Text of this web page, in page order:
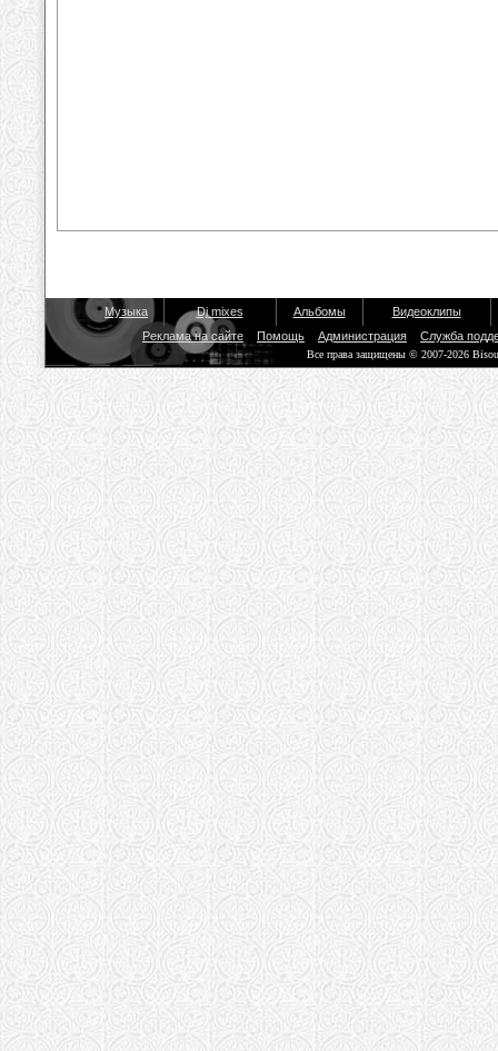
Музыка Dj mixes Альбомы
Видеоклипы
Реклама на сайте
Помощь Администрация Служба
Все права защищены © 2007-2026